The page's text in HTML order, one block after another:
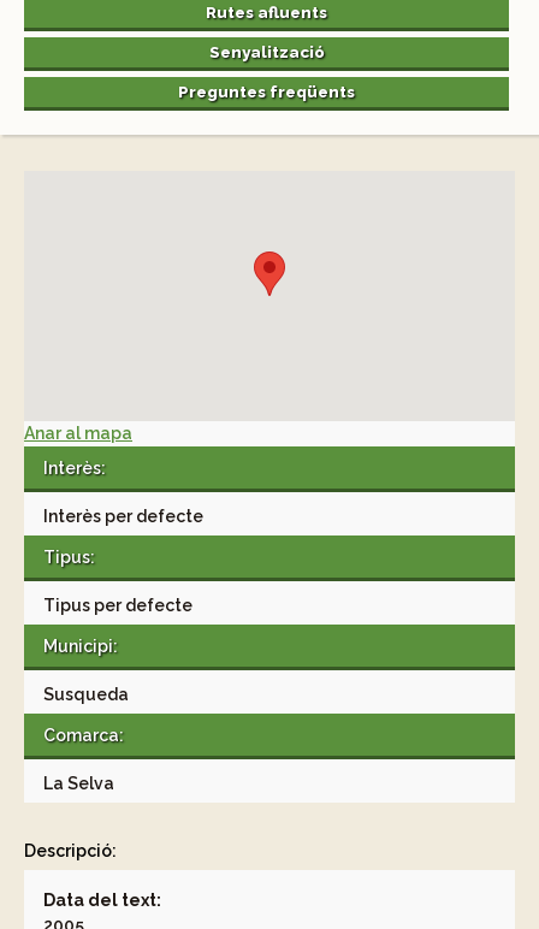
Rutes afluents
Senyalització
Preguntes freqüents
Anar al mapa
Interès:
Interès per defecte
Tipus:
Tipus per defecte
Municipi:
Susqueda
Comarca:
La Selva
Descripció:
Data del text: